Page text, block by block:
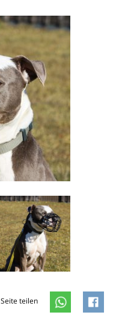
Seite teilen